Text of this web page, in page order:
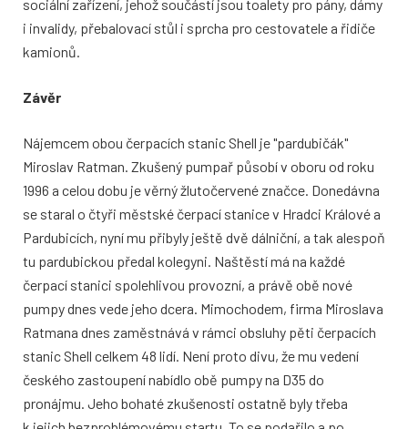
sociální zařízení, jehož součástí jsou toalety pro pány, dámy
i invalidy, přebalovací stůl i sprcha pro cestovatele a řidiče
kamionů.
Závěr
Nájemcem obou čerpacích stanic Shell je "pardubičák"
Miroslav Ratman. Zkušený pumpař působí v oboru od roku
1996 a celou dobu je věrný žlutočervené značce. Donedávna
se staral o čtyři městské čerpací stanice v Hradci Králové a
Pardubicích, nyní mu přibyly ještě dvě dálniční, a tak alespoň
tu pardubickou předal kolegyni. Naštěstí má na každé
čerpací stanici spolehlivou provozní, a právě obě nové
pumpy dnes vede jeho dcera. Mimochodem, firma Miroslava
Ratmana dnes zaměstnává v rámci obsluhy pěti čerpacích
stanic Shell celkem 48 lidí. Není proto divu, že mu vedení
českého zastoupení nabídlo obě pumpy na D35 do
pronájmu. Jeho bohaté zkušenosti ostatně byly třeba